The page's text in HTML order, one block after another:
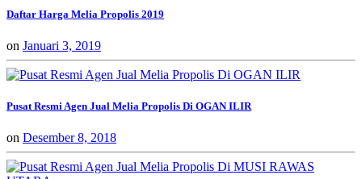
Daftar Harga Melia Propolis 2019
on Januari 3, 2019
Pusat Resmi Agen Jual Melia Propolis Di OGAN ILIR
on Desember 8, 2018